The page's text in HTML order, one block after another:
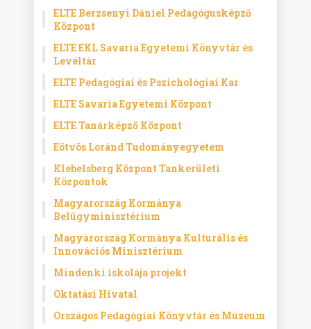
ELTE Berzsenyi Dániel Pedagógusképző
Központ
ELTE EKL Savaria Egyetemi Könyvtár és
Levéltár
ELTE Pedagógiai és Pszichológiai Kar
ELTE Savaria Egyetemi Központ
ELTE Tanárképző Központ
Eötvös Loránd Tudományegyetem
Klebelsberg Központ Tankerületi
Központok
Magyarország Kormánya
Belügyminisztérium
Magyarország Kormánya Kulturális és
Innovációs Minisztérium
Mindenki iskolája projekt
Oktatási Hivatal
Országos Pedagógiai Könyvtár és Múzeum